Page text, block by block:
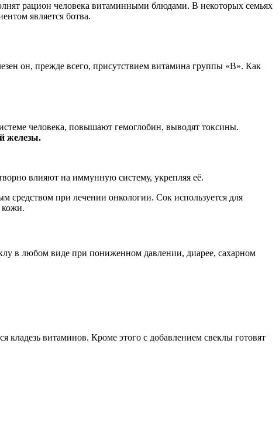
рацион человека витаминными блюдами. В некоторых семьях
является ботва.
он, прежде всего, присутствием витамина группы «В». Как
человека, повышают гемоглобин, выводят токсины.
железы.
влияют на иммунную систему, укрепляя её.
средством при лечении онкологии. Сок используется для
кожи.
в любом виде при пониженном давлении, диарее, сахарном
витаминов. Кроме этого с добавлением свеклы готовят